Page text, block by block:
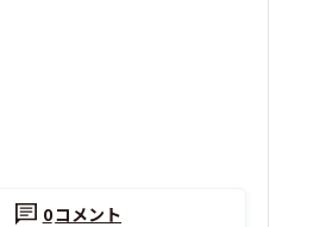
0コメント